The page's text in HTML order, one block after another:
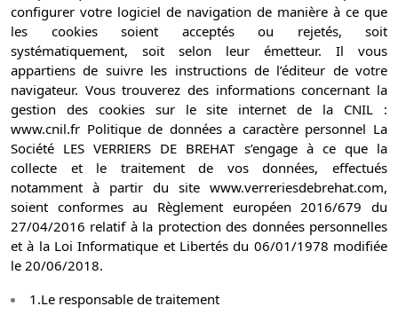
configurer votre logiciel de navigation de manière à ce que
les cookies soient acceptés ou rejetés, soit
systématiquement, soit selon leur émetteur. Il vous
appartiens de suivre les instructions de l’éditeur de votre
navigateur. Vous trouverez des informations concernant la
gestion des cookies sur le site internet de la CNIL :
www.cnil.fr Politique de données a caractère personnel La
Société LES VERRIERS DE BREHAT s’engage à ce que la
collecte et le traitement de vos données, effectués
notamment à partir du site www.verreriesdebrehat.com,
soient conformes au Règlement européen 2016/679 du
27/04/2016 relatif à la protection des données personnelles
et à la Loi Informatique et Libertés du 06/01/1978 modifiée
le 20/06/2018.
1.Le responsable de traitement